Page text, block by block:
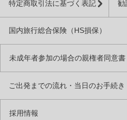
特定商取引法に基づく表記 勧
国内旅行総合保険（HS損保）
未成年者参加の場合の親権者同意書
ご出発までの流れ・当日のお手続き
採用情報